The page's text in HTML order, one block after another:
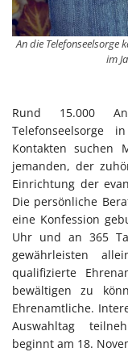
An die Telefonseelsorge
im
Rund 15.000
Kontakten suchen
jemanden, der
Einrichtung der
Die persönliche
eine Konfession
Uhr und an 365
gewährleisten
qualifizierte
bewältigen zu
Ehrenamtliche.
Auswahltag
beginnt am 18.